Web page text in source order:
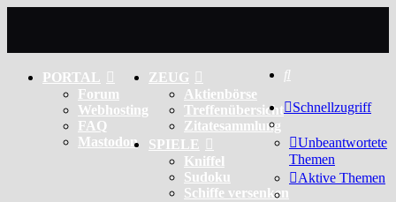
PORTAL
Forum
Webhosting
FAQ
Mastodon
ZEUG
Aktienbörse
Treffenübersicht
Zitatesammlung
SPIELE
Kniffel
Sudoku
Schiffe versenken
Schnellzugriff
Unbeantwortete
Themen
Aktive Themen